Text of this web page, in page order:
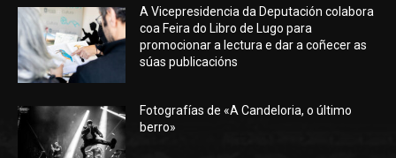
A Vicepresidencia da Deputación colabora
coa Feira do Libro de Lugo para
promocionar a lectura e dar a coñecer as
súas publicacións
Fotografías de «A Candeloria, o último
berro»